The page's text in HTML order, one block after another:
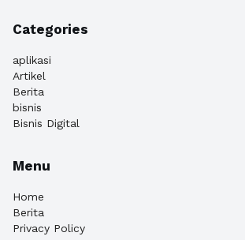
Categories
aplikasi
Artikel
Berita
bisnis
Bisnis Digital
Menu
Home
Berita
Privacy Policy